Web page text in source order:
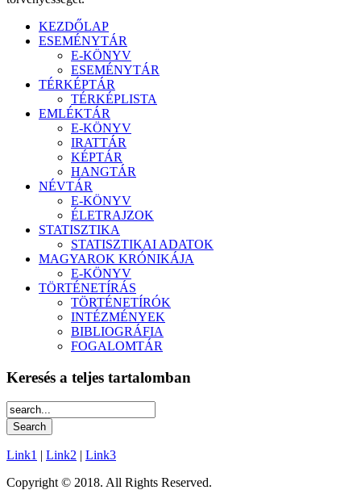
KEZDŐLAP
ESEMÉNYTÁR
E-KÖNYV
ESEMÉNYTÁR
TÉRKÉPTÁR
TÉRKÉPLISTA
EMLÉKTÁR
E-KÖNYV
IRATTÁR
KÉPTÁR
HANGTÁR
NÉVTÁR
E-KÖNYV
ÉLETRAJZOK
STATISZTIKA
STATISZTIKAI ADATOK
MAGYAROK KRÓNIKÁJA
E-KÖNYV
TÖRTÉNETÍRÁS
TÖRTÉNETÍRÓK
INTÉZMÉNYEK
BIBLIOGRÁFIA
FOGALOMTÁR
Keresés a teljes tartalomban
Link1 | Link2 | Link3
Copyright © 2018. All Rights Reserved.